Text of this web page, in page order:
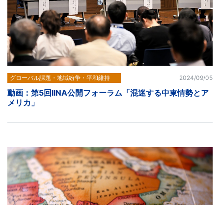
グローバル課題・地域紛争・平和維持 2024/09/05
動画：第5回IINA公開フォーラム「混迷する中東情勢とア
メリカ」